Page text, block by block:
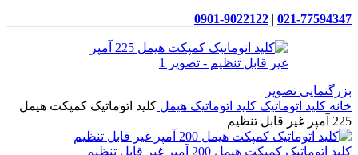
021-77594347
|
0901-9022122
بزرگنمایی تصویر
خانه کلید اتوماتیک کلید اتوماتیک هیمل کلید اتوماتیک کمپکت هیمل
225 آمپر غیر قابل تنظیم
کلید اتوماتیک کمپکت هیمل 200 آمپر غیر قابل تنظیم